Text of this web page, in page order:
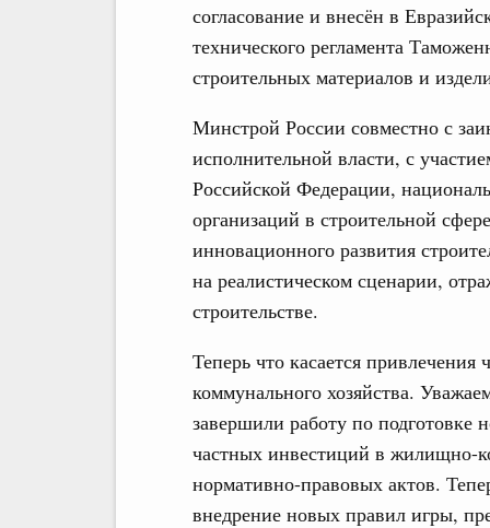
согласование и внесён в
технического регламента
строительных материалов и
Минстрой России совместно с
исполнительной власти, с
Российской Федерации,
организаций в строительной
инновационного развития
на реалистическом сценарии,
строительстве.
Теперь что касается
коммунального хозяйства.
завершили работу по подготовке
частных инвестиций в жилищно-
нормативно-правовых актов.
внедрение новых правил игры,